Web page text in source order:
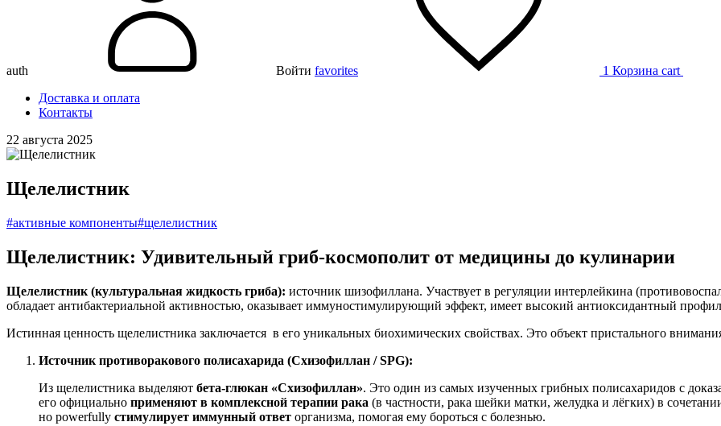
auth Войти favorites 1 Корзина cart
Доставка и оплата
Контакты
22 августа 2025
Щелелистник
#активные компоненты#щелелистник
Щелелистник: Удивительный гриб-космополит от медицины до кулинарии
Щелелистник (культуральная жидкость гриба): источник шизофиллана. Участвует в регуляции интерлейкина
обладает антибактериальной активностью, оказывает иммуностимулирующий эффект, имеет высокий антиоксидантный
Истинная ценность щелелистника заключается в его уникальных биохимических свойствах. Это объект пристального
Источник противоракового полисахарида (Схизофиллан / SPG):
Из щелелистника выделяют бета-глюкан «Схизофиллан». Это один из самых изученных грибных полисахаридов с
его официально применяют в комплексной терапии рака (в частности, рака шейки матки, желудка и лёгких) в
но powerfully стимулирует иммунный ответ организма, помогая ему бороться с болезнью.